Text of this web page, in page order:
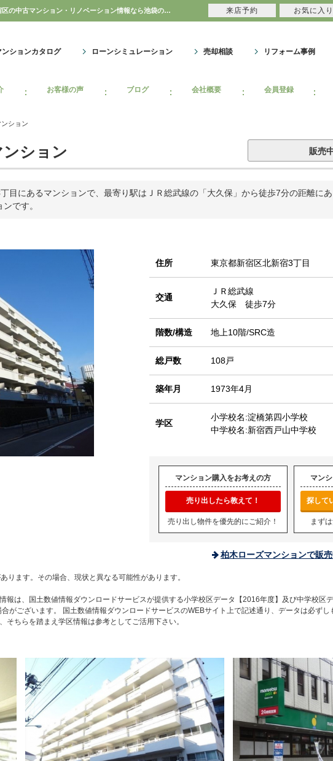
柏木ローズマンション｜購入・売り物件、売却査定・相場・売却価格｜豊島区・中野区・新宿区の中古マンション・リノベーション情報なら池袋のアイベックスホーム！のマンション情報のことならアイベックスホーム株式会社
ンションカタログ ローンシミュレーション 売却相談 リフォーム事例
お客様の声 ブログ 会社概要 会員登録
ション
ション 販売
目にあるマンションで、最寄り駅はＪＲ総武線の「大久保」から徒歩7分の距離に
です。
住所 東京都新宿区北新宿3丁目
交通
ＪＲ総武線
大久保 徒歩7分
階数/構造 地上10階/SRC造
総戸数 108戸
築年月 1973年4月
学区
小学校名:淀橋第四小学校
中学校名:新宿西戸山中学校
マンション購入をお考えの方
売り出したら教えて！
売り出し物件を優先的にご紹介！
マン
探して
まず
柏木ローズマンションで販
ます。その場合、現状と異なる可能性があります。
報は、国土数値情報ダウンロードサービスが提供する小学校区データ【2016年度】及び中学校区
がございます。 国土数値情報ダウンロードサービスのWEBサイト上で記述通り、データは必ずし
ちらを踏まえ学区情報は参考としてご活用下さい。
来店予約 お気に入り